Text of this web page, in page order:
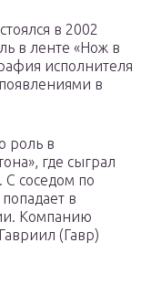
в 2002
в ленте «Нож в
исполнителя
в
роль в
где сыграл
соседом по
в
Компанию
(Гавр)